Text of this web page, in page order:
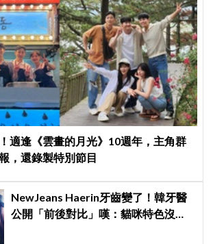
適逢《雲畫的月光》10週年，主角群
，還錄製特別節目
NewJeans Haerin牙齒變了！韓牙醫
公開「前後對比」嘆：貓咪特色沒